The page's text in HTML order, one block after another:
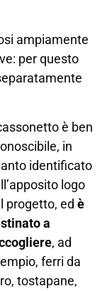
ampiamente
per questo
è ben
in
identificato
logo
progetto, ed è
a
, ad
ferri da
tostapane,